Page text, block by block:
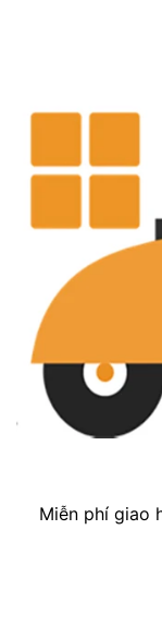
Miễn phí giao